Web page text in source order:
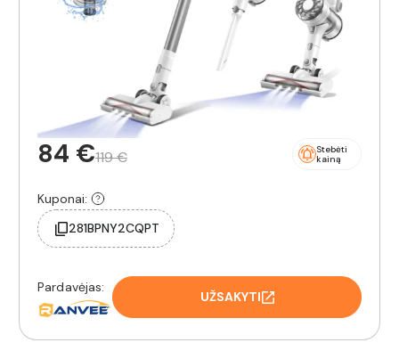
84 €119 €
Stebėti
kainą
Kuponai:
281BPNY2CQPT
Pardavėjas:
UŽSAKYTI